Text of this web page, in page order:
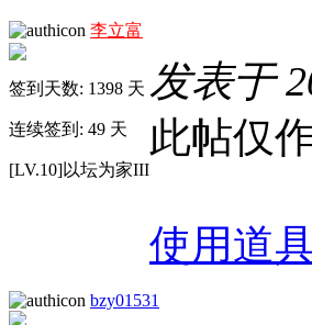
李立富
签到天数: 1398 天
连续签到: 49 天
[LV.10]以坛为家III
发表于
此帖仅
使用道
bzy01531